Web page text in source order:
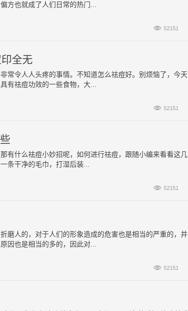
方也就成了人们日常的热门...
 52151
全无
常令人人头疼的事情。不知道怎么祛痘好。别烦恼了，今天
有祛痘功效的一些食物，大...
 52151
有什么祛痘小妙招呢，如何进行祛痘，跟随小编来看看这几
条干净的毛巾，打湿后装...
 52151
磨人的，对于人们的形象造成的危害也是相当的严重的，并
因也是相当的多的，因此对...
 52151